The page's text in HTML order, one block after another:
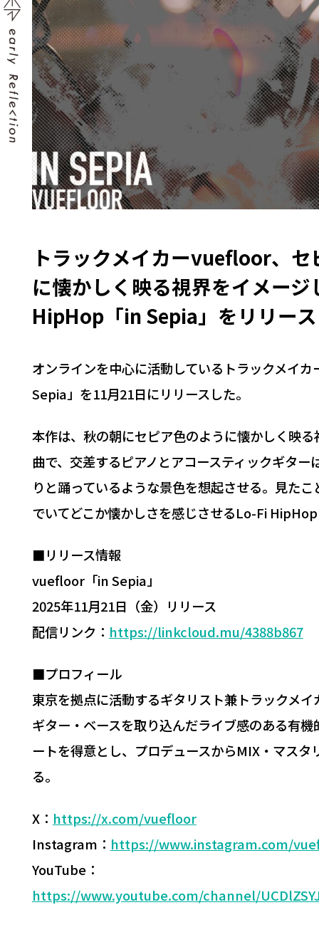
トラックメイカーvuefloor、セ
に懐かしく映る視界をイメー
HipHop「in Sepia」をリリー
オンラインを中心に活動しているトラックメイ
Sepia」を11月21日にリリースした。
本作は、秋の朝にセピア色のように懐かしく映
曲で、交差するピアノとアコースティックギター
りと踊っているような景色を想起させる。見た
でいてどこか懐かしさを感じさせるLo-Fi
■リリース情報
vuefloor「in Sepia」
2025年11月21日（金）リリース
配信リンク： https://linkcloud.mu/4388b867
■プロフィール
東京を拠点に活動するギタリスト兼トラックメ
ギター・ベースを取り込んだライブ感のある有
ートを得意とし、プロデュースからMIX・マスタ
る。
X： https://x.com/vuefloor
Instagram： https://www.instagram.com/
YouTube：
https://www.youtube.com/channel/